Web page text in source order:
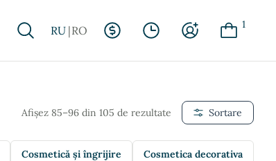
RU RO 1
Afișez 85–96 din 105 de rezultate Sortare
Cosmetică și îngrijire Cosmetica decorativa